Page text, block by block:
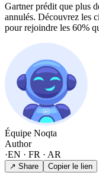
Gartner prédit que plus
annulés. Découvrez les
pour rejoindre les 60%
Équipe Noqta
Author
·EN · FR · AR
↗ Share Copier le lien